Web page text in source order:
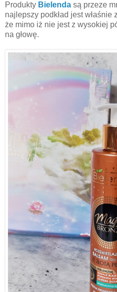
Produkty Bielenda są przeze
najlepszy podkład jest właśnie
że mimo iż nie jest z wysokiej
na głowę.